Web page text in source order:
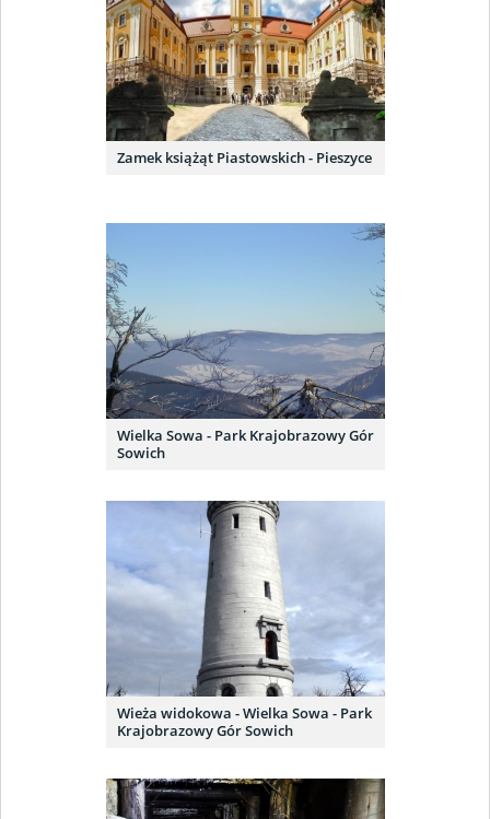
Zamek książąt Piastowskich - Pieszyce
Wielka Sowa - Park Krajobrazowy Gór
Sowich
Wieża widokowa - Wielka Sowa - Park
Krajobrazowy Gór Sowich